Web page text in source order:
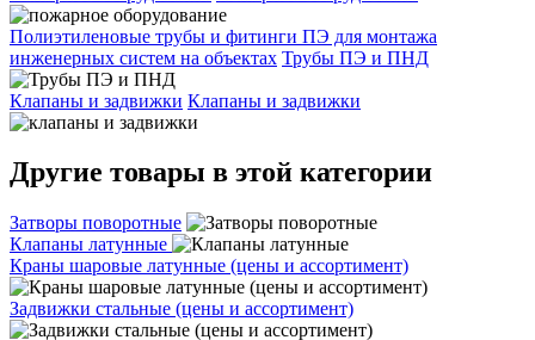
Полиэтиленовые трубы и фитинги ПЭ для монтажа
инженерных систем на объектах Трубы ПЭ и ПНД
Клапаны и задвижки Клапаны и задвижки
Другие товары в этой категории
Затворы поворотные
Клапаны латунные
Краны шаровые латунные (цены и ассортимент)
Задвижки стальные (цены и ассортимент)